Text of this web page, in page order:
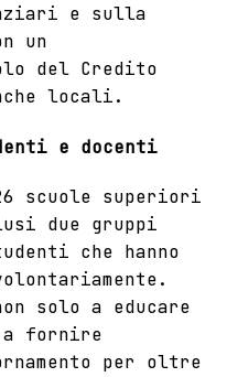
e sulla
un
del Credito
locali.
e docenti
scuole superiori
due gruppi
che hanno
solo a educare
a fornire
per oltre